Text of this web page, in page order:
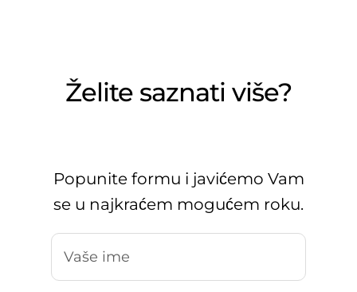
Želite saznati više?
Popunite formu i javićemo Vam
se u najkraćem mogućem roku.